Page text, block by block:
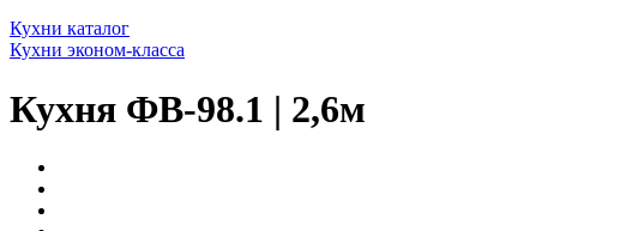
Кухни каталог
Кухни эконом-класса
Кухня ФВ-98.1 | 2,6м